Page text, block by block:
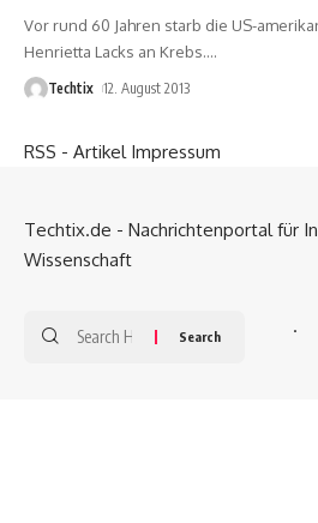
Vor rund 60 Jahren starb die US-
Henrietta Lacks an Krebs.…
Techtix 12. August 2013
RSS - Artikel Impressum
Techtix.de - Nachrichtenportal für
Wissenschaft
.